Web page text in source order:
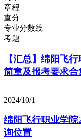
章程
查分
专业分数线
考题
【汇总】绵阳飞
简章及报考要求合
2024/10/1
绵阳飞行职业学
询位置